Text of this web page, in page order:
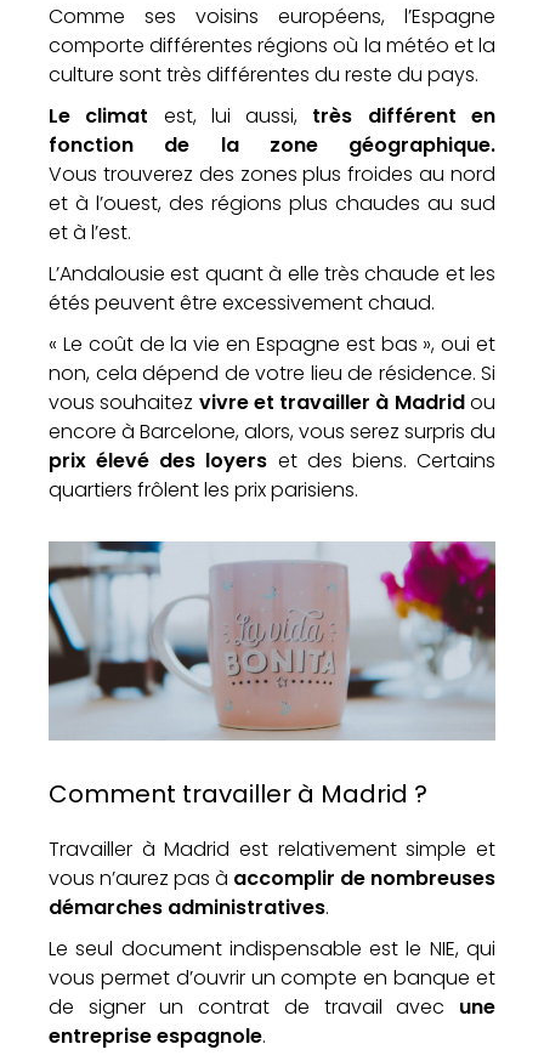
Comme ses voisins européens, l’Espagne
comporte différentes régions où la météo et la
culture sont très différentes du reste du pays.
Le climat est, lui aussi, très différent en
fonction de la zone géographique.
Vous trouverez des zones plus froides au nord
et à l’ouest, des régions plus chaudes au sud
et à l’est.
L’Andalousie est quant à elle très chaude et les
étés peuvent être excessivement chaud.
« Le coût de la vie en Espagne est bas », oui et
non, cela dépend de votre lieu de résidence. Si
vous souhaitez vivre et travailler à Madridou
encore à Barcelone, alors, vous serez surpris du
prix élevé des loyers et des biens. Certains
quartiers frôlent les prix parisiens.
Comment travailler à Madrid ?
Travailler à Madrid est relativement simple et
vous n’aurez pas à accomplir de nombreuses
démarches administratives.
Le seul document indispensable est le NIE, qui
vous permet d’ouvrir un compte en banque et
de signer un contrat de travail avec une
entreprise espagnole.